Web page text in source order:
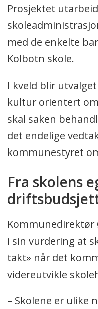
Prosjektet
med de enkelte
Kolbotn skole.
I kveld blir
kultur orientert
skal saken
det endelige
kommunestyret
Fra skolens
i sin vurdering at
takt» når det
videreutvikle
– Skolene er ulike